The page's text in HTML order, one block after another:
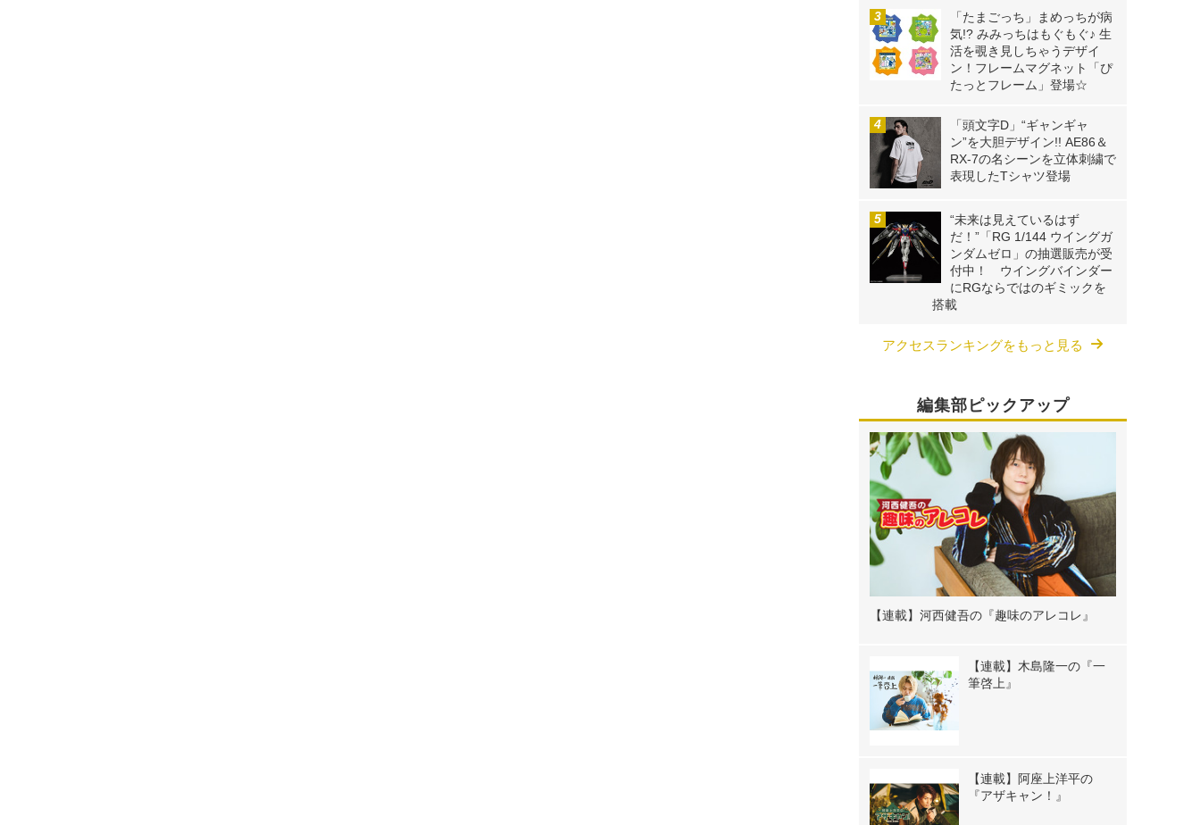
「たまごっち」まめっちが病
気!? みみっちはもぐもぐ♪ 生
活を覗き見しちゃうデザイ
ン！フレームマグネット「ぴ
たっとフレーム」登場☆
「頭文字D」“ギャンギャ
ン”を大胆デザイン!! AE86＆
RX-7の名シーンを立体刺繍で
表現したTシャツ登場
“未来は見えているはず
だ！”「RG 1/144 ウイングガ
ンダムゼロ」の抽選販売が受
付中！ ウイングバインダー
にRGならではのギミックを
搭載
アクセスランキングをもっと見る
編集部ピックアップ
【連載】河西健吾の『趣味のアレコレ』
【連載】木島隆一の『一
筆啓上』
【連載】阿座上洋平の
『アザキャン！』